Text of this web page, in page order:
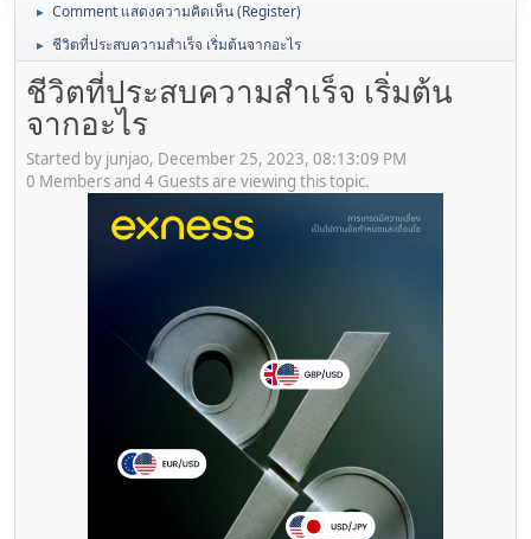
► Comment แสดงความคิดเห็น (Register)
► ชีวิตที่ประสบความสำเร็จ เริ่มต้นจากอะไร
ชีวิตที่ประสบความสำเร็จ เริ่มต้น
จากอะไร
Started by junjao, December 25, 2023, 08:13:09 PM
0 Members and 4 Guests are viewing this topic.